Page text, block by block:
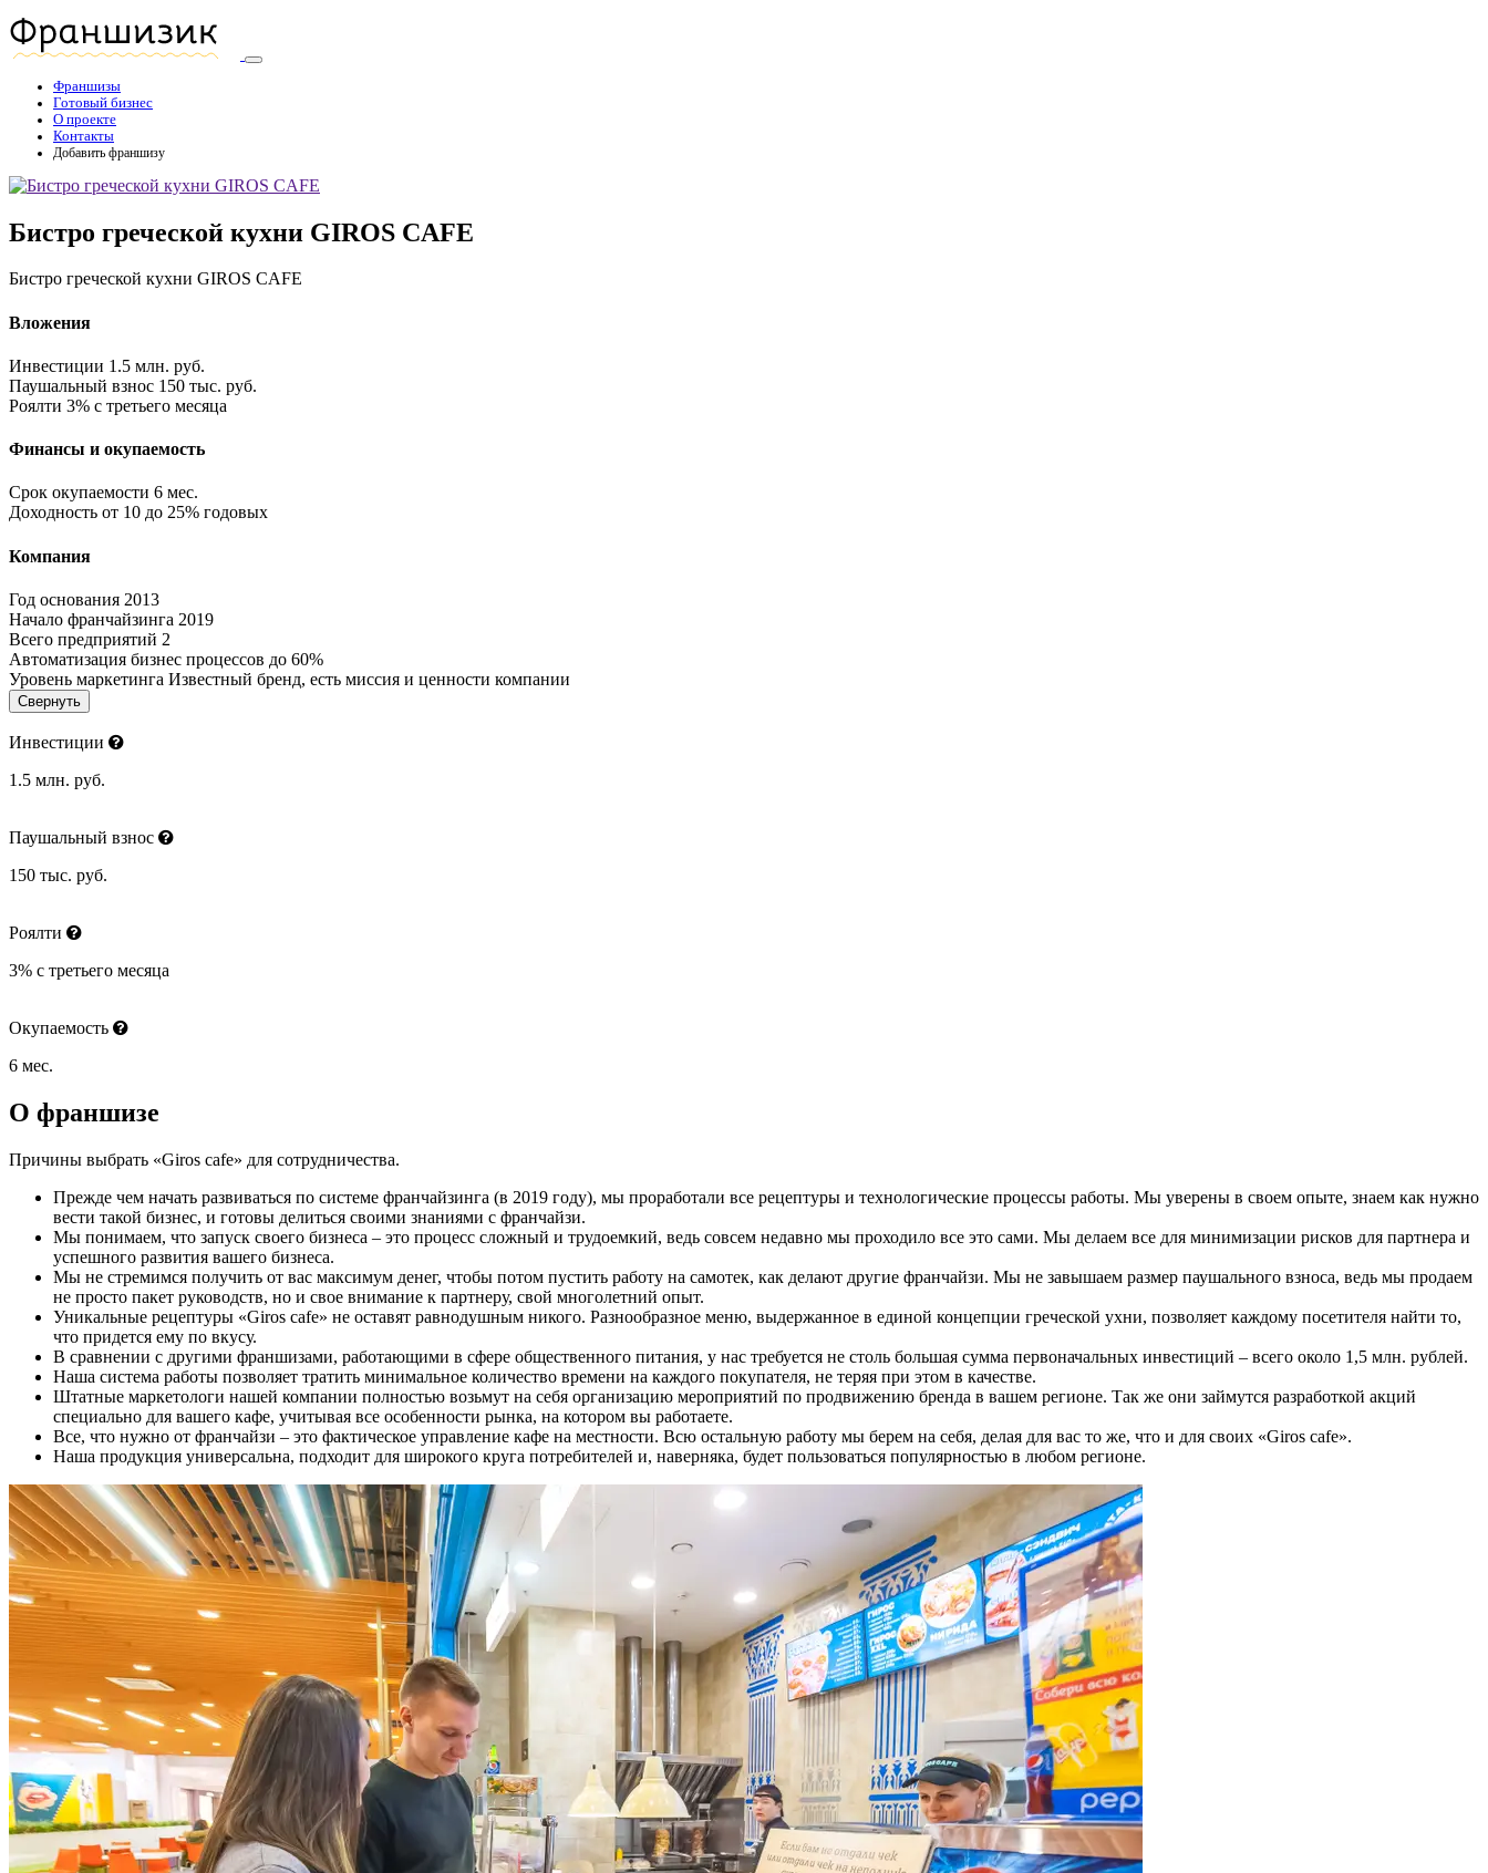
Франшизы
Готовый бизнес
О проекте
Контакты
Добавить франшизу
Бистро греческой кухни GIROS CAFE
Бистро греческой кухни GIROS CAFE
Вложения
Инвестиции 1.5 млн. руб.
Паушальный взнос 150 тыс. руб.
Роялти 3% с третьего месяца
Финансы и окупаемость
Срок окупаемости 6 мес.
Доходность от 10 до 25% годовых
Компания
Год основания 2013
Начало франчайзинга 2019
Всего предприятий 2
Автоматизация бизнес процессов до 60%
Уровень маркетинга Известный бренд, есть миссия и ценности компании
Свернуть
Инвестиции
1.5 млн. руб.
Паушальный взнос
150 тыс. руб.
Роялти
3% с третьего месяца
Окупаемость
6 мес.
О франшизе
Причины выбрать «Giros cafe» для сотрудничества.
Прежде чем начать развиваться по системе франчайзинга (в 2019 году), мы проработали все рецептуры и технологические процессы работы. Мы уверены в своем опыте, знаем как нужно
вести такой бизнес, и готовы делиться своими знаниями с франчайзи.
Мы понимаем, что запуск своего бизнеса – это процесс сложный и трудоемкий, ведь совсем недавно мы проходило все это сами. Мы делаем все для минимизации рисков для партнера и
успешного развития вашего бизнеса.
Мы не стремимся получить от вас максимум денег, чтобы потом пустить работу на самотек, как делают другие франчайзи. Мы не завышаем размер паушального взноса, ведь мы продаем
не просто пакет руководств, но и свое внимание к партнеру, свой многолетний опыт.
Уникальные рецептуры «Giros cafe» не оставят равнодушным никого. Разнообразное меню, выдержанное в единой концепции греческой ухни, позволяет каждому посетителя найти то,
что придется ему по вкусу.
В сравнении с другими франшизами, работающими в сфере общественного питания, у нас требуется не столь большая сумма первоначальных инвестиций – всего около 1,5 млн. рублей.
Наша система работы позволяет тратить минимальное количество времени на каждого покупателя, не теряя при этом в качестве.
Штатные маркетологи нашей компании полностью возьмут на себя организацию мероприятий по продвижению бренда в вашем регионе. Так же они займутся разработкой акций
специально для вашего кафе, учитывая все особенности рынка, на котором вы работаете.
Все, что нужно от франчайзи – это фактическое управление кафе на местности. Всю остальную работу мы берем на себя, делая для вас то же, что и для своих «Giros cafe».
Наша продукция универсальна, подходит для широкого круга потребителей и, наверняка, будет пользоваться популярностью в любом регионе.